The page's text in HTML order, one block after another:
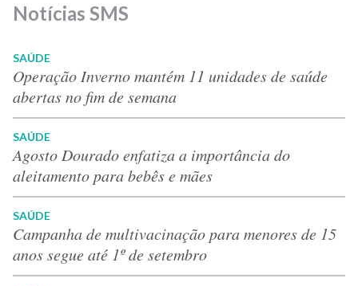
Notícias SMS
SAÚDE
Operação Inverno mantém 11 unidades de saúde
abertas no fim de semana
SAÚDE
Agosto Dourado enfatiza a importância do
aleitamento para bebês e mães
SAÚDE
Campanha de multivacinação para menores de 15
anos segue até 1º de setembro